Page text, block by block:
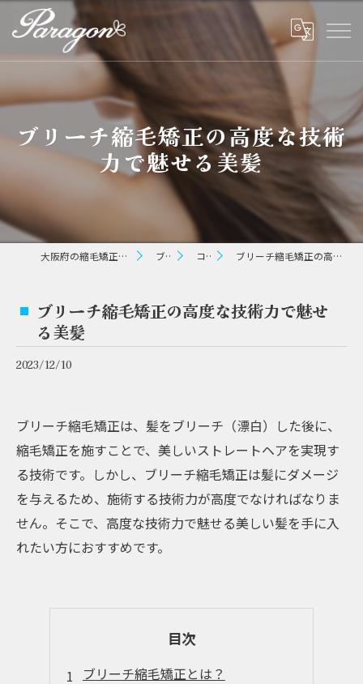
ブリーチ縮毛矯正の高度な技術
力で魅せる美髪
大阪府の縮毛矯正ならパラゴン ヘアー ブログ コラム ブリーチ縮毛矯正の高度な技術力で魅せる美髪
ブリーチ縮毛矯正の高度な技術力で魅せ
る美髪
2023/12/10
ブリーチ縮毛矯正は、髪をブリーチ（漂白）した後に、
縮毛矯正を施すことで、美しいストレートヘアを実現す
る技術です。しかし、ブリーチ縮毛矯正は髪にダメージ
を与えるため、施術する技術力が高度でなければなりま
せん。そこで、高度な技術力で魅せる美しい髪を手に入
れたい方におすすめです。
目次
ブリーチ縮毛矯正とは？